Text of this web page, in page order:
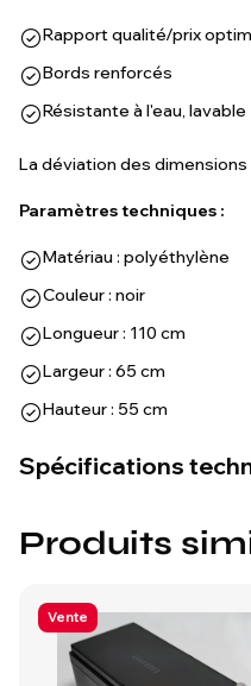
Rapport qualité/prix
Bords renforcés
Résistante à l'eau, lavable
La déviation des
Paramètres techniques :
Matériau : polyéthylène
Couleur : noir
Longueur : 110 cm
Largeur : 65 cm
Hauteur : 55 cm
Spécifications
Produits
Vente